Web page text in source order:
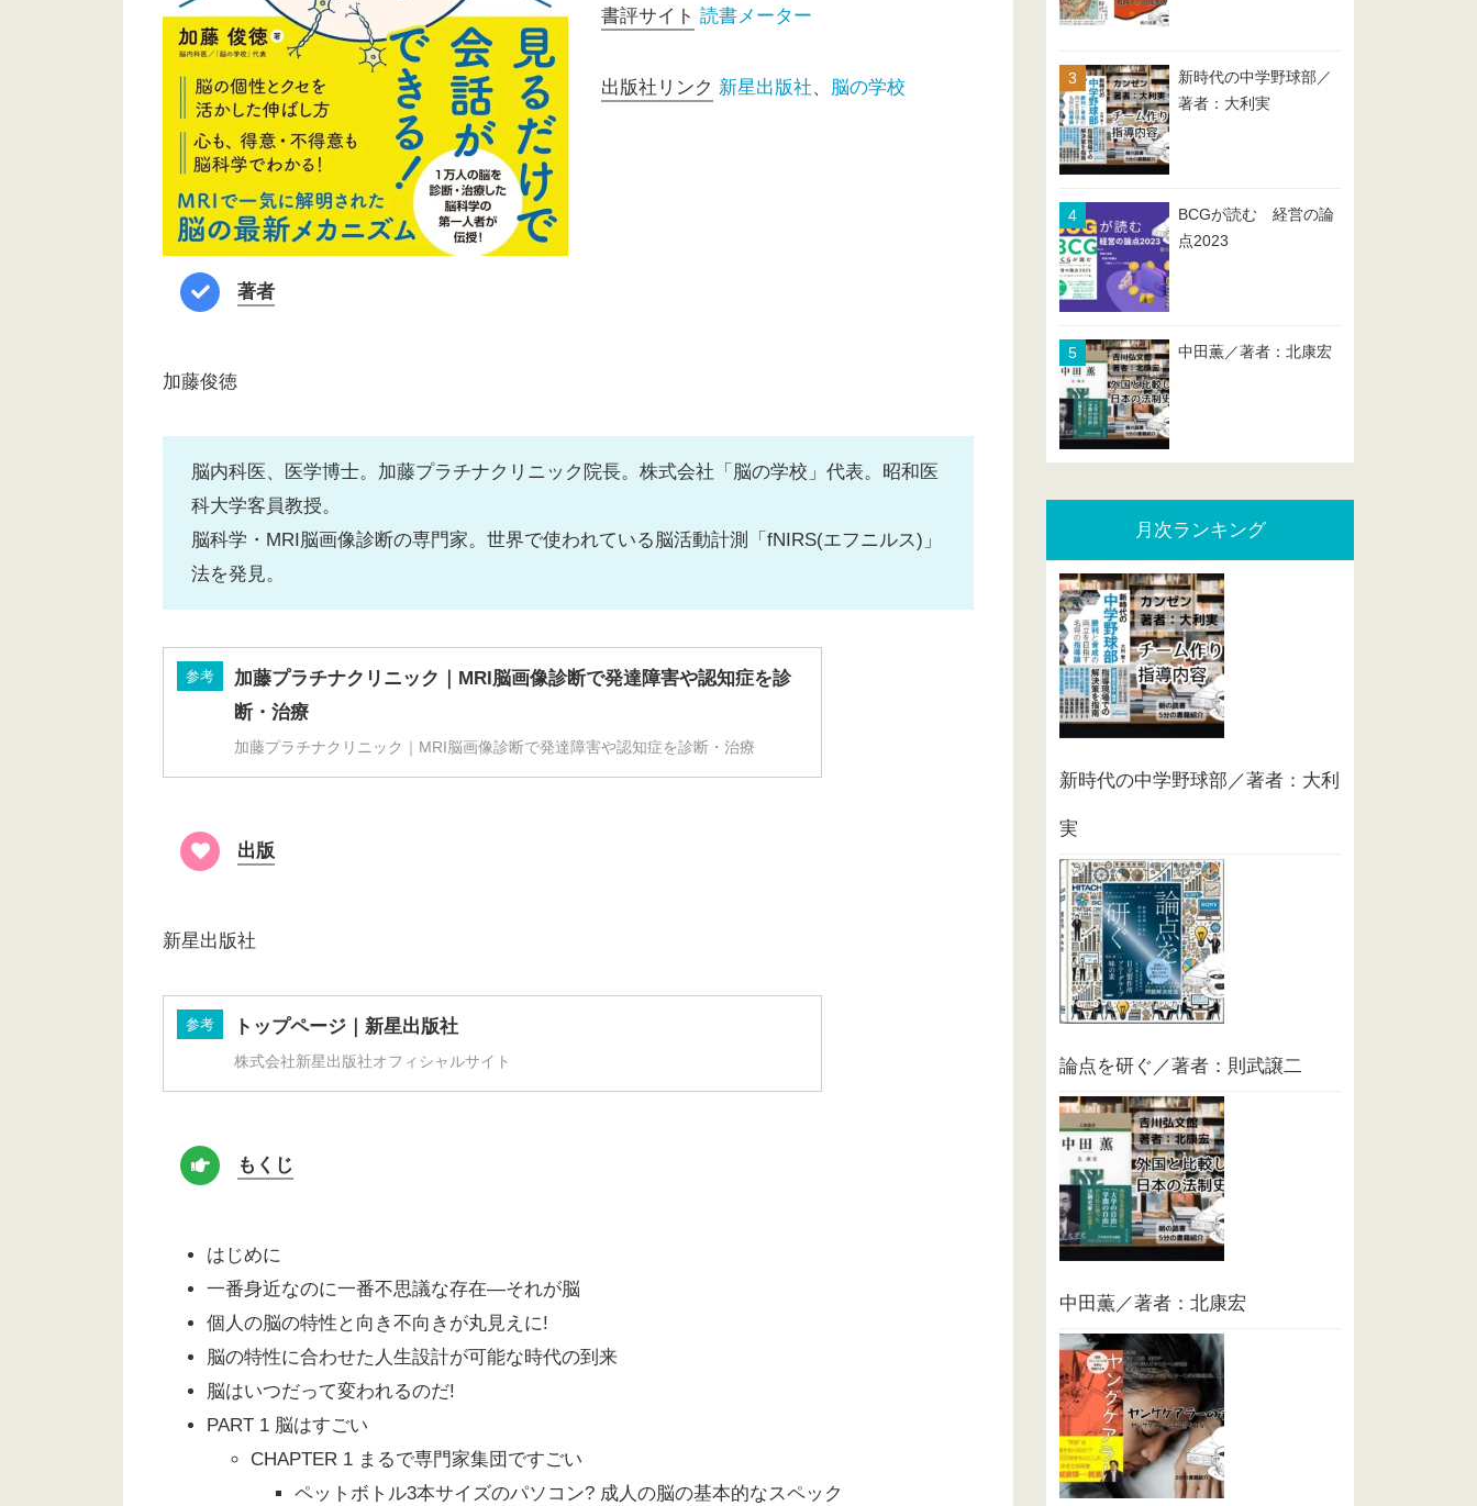
書評サイト 読書メーター
出版社リンク 新星出版社、 脳の学校
著者
加藤俊徳
脳内科医、医学博士。加藤プラチナクリニック院長。株式会社「脳の学校」代表。昭和医
科大学客員教授。
脳科学・MRI脳画像診断の専門家。世界で使われている脳活動計測「fNIRS(エフニルス)」
法を発見。
参考
加藤プラチナクリニック｜MRI脳画像診断で発達障害や認知症を診
断・治療
加藤プラチナクリニック｜MRI脳画像診断で発達障害や認知症を診断・治療
出版
新星出版社
参考 トップページ｜新星出版社
株式会社新星出版社オフィシャルサイト
もくじ
はじめに
一番身近なのに一番不思議な存在―それが脳
個人の脳の特性と向き不向きが丸見えに!
脳の特性に合わせた人生設計が可能な時代の到来
脳はいつだって変われるのだ!
PART 1 脳はすごい
CHAPTER 1 まるで専門家集団ですごい
ペットボトル3本サイズのパソコン? 成人の脳の基本的なスペック
新時代の中学野球部／
著者：大利実
BCGが読む 経営の論
点2023
中田薫／著者：北康宏
月次ランキング
新時代の中学野球部／著者：大利
実
論点を研ぐ／著者：則武譲二
中田薫／著者：北康宏